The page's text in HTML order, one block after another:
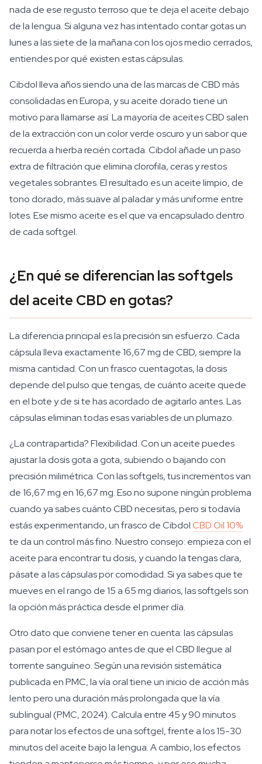
nada de ese regusto terroso que te deja el aceite debajo
de la lengua. Si alguna vez has intentado contar gotas un
lunes a las siete de la mañana con los ojos medio cerrados,
entiendes por qué existen estas cápsulas.
Cibdol lleva años siendo una de las marcas de CBD más
consolidadas en Europa, y su aceite dorado tiene un
motivo para llamarse así. La mayoría de aceites CBD salen
de la extracción con un color verde oscuro y un sabor que
recuerda a hierba recién cortada. Cibdol añade un paso
extra de filtración que elimina clorofila, ceras y restos
vegetales sobrantes. El resultado es un aceite limpio, de
tono dorado, más suave al paladar y más uniforme entre
lotes. Ese mismo aceite es el que va encapsulado dentro
de cada softgel.
¿En qué se diferencian las softgels
del aceite CBD en gotas?
La diferencia principal es la precisión sin esfuerzo. Cada
cápsula lleva exactamente 16,67 mg de CBD, siempre la
misma cantidad. Con un frasco cuentagotas, la dosis
depende del pulso que tengas, de cuánto aceite quede
en el bote y de si te has acordado de agitarlo antes. Las
cápsulas eliminan todas esas variables de un plumazo.
¿La contrapartida? Flexibilidad. Con un aceite puedes
ajustar la dosis gota a gota, subiendo o bajando con
precisión milimétrica. Con las softgels, tus incrementos van
de 16,67 mg en 16,67 mg. Eso no supone ningún problema
cuando ya sabes cuánto CBD necesitas, pero si todavía
estás experimentando, un frasco de CibdolCBD Oil 10%
te da un control más fino. Nuestro consejo: empieza con el
aceite para encontrar tu dosis, y cuando la tengas clara,
pásate a las cápsulas por comodidad. Si ya sabes que te
mueves en el rango de 15 a 65 mg diarios, las softgels son
la opción más práctica desde el primer día.
Otro dato que conviene tener en cuenta: las cápsulas
pasan por el estómago antes de que el CBD llegue al
torrente sanguíneo. Según una revisión sistemática
publicada en PMC, la vía oral tiene un inicio de acción más
lento pero una duración más prolongada que la vía
sublingual (PMC, 2024). Calcula entre 45 y 90 minutos
para notar los efectos de una softgel, frente a los 15-30
minutos del aceite bajo la lengua. A cambio, los efectos